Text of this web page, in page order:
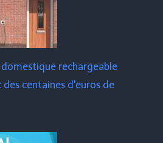
rechargeable
des centaines d'euros de